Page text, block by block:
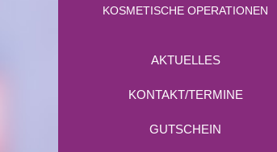
KOSMETISCHE OPERATIONEN
AKTUELLES
KONTAKT/TERMINE
GUTSCHEIN